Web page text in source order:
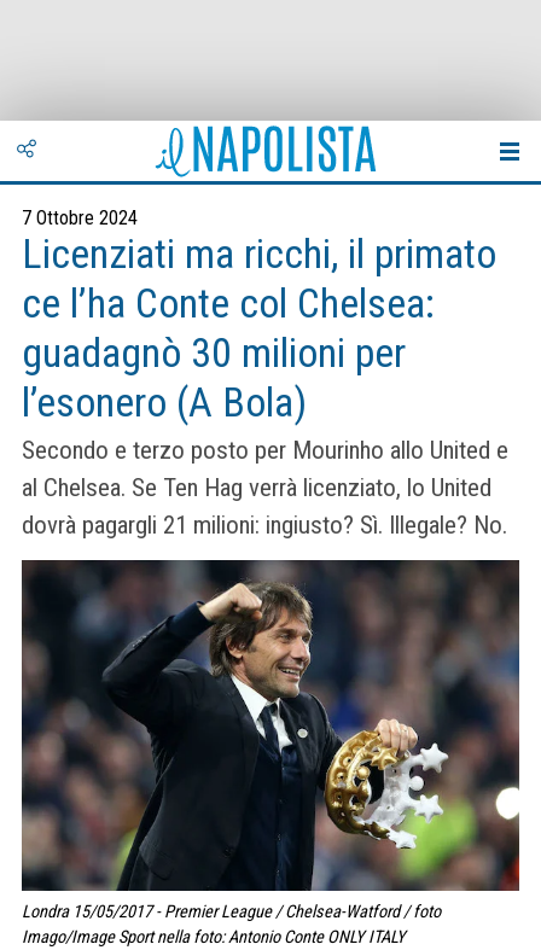
7 Ottobre 2024
Licenziati ma ricchi, il primato
ce l’ha Conte col Chelsea:
guadagnò 30 milioni per
l’esonero (A Bola)
Secondo e terzo posto per Mourinho allo United e
al Chelsea. Se Ten Hag verrà licenziato, lo United
dovrà pagargli 21 milioni: ingiusto? Sì. Illegale? No.
Londra 15/05/2017 - Premier League / Chelsea-Watford / foto
Imago/Image Sport nella foto: Antonio Conte ONLY ITALY